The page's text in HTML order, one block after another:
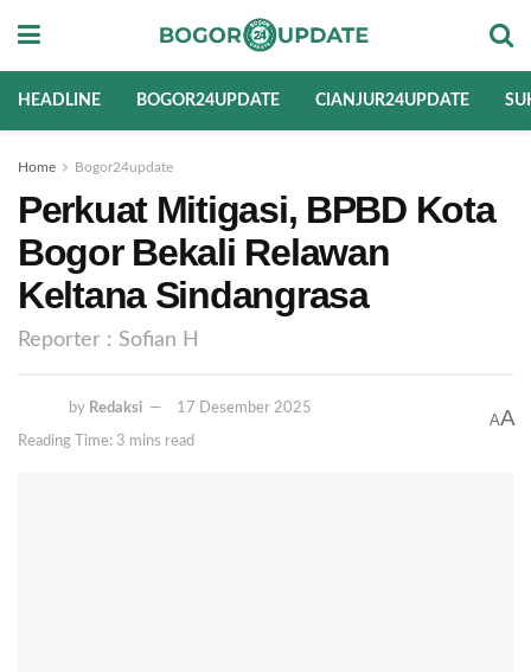
HEADLINE BOGOR24UPDATE CIANJUR24UPDATE
Home Bogor24update
Perkuat Mitigasi, BPBD Kota
Bogor Bekali Relawan
Keltana Sindangrasa
Reporter : Sofian H
by Redaksi 17 Desember 2025
Reading Time: 3 mins read
AA